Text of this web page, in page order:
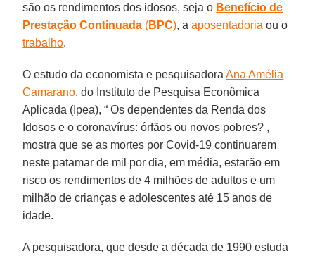
são os rendimentos dos idosos, seja o Benefício de
Prestação Continuada (BPC), aaposentadoria ou o
trabalho.
O estudo da economista e pesquisadoraAna Amélia
Camarano, do Instituto de Pesquisa Econômica
Aplicada (Ipea), “ Os dependentes da Renda dos
Idosos e o coronavírus: órfãos ou novos pobres? ,
mostra que se as mortes por Covid-19 continuarem
neste patamar de mil por dia, em média, estarão em
risco os rendimentos de 4 milhões de adultos e um
milhão de crianças e adolescentes até 15 anos de
idade.
A pesquisadora, que desde a década de 1990 estuda